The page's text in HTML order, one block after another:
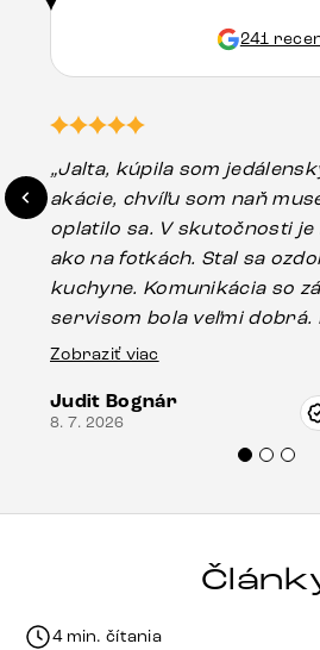
241
„Jalta, kúpila som
akácie, chvíľu som naň
oplatilo sa. V skutočnosti
ako na fotkách. Stal sa
kuchyne. Komunikácia so
servisom bola veľmi dobrá.
stola bolo malé poškodenie,
Vincze pri riešení mojej
veľmi korektne.
Zobraziť viac
Judit Bognár
8. 7. 2026
4 min. čítania